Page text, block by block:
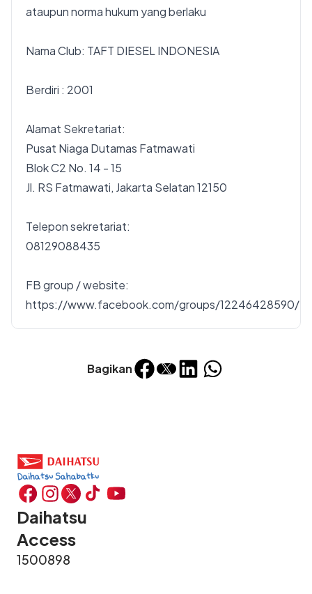
Bagikan
ataupun norma hukum yang berlaku
Nama Club: TAFT DIESEL INDONESIA
Berdiri : 2001
Alamat Sekretariat:
Pusat Niaga Dutamas Fatmawati
Blok C2 No. 14 - 15
Jl. RS Fatmawati, Jakarta Selatan 12150
Telepon sekretariat:
08129088435
FB group / website:
https://www.facebook.com/groups/12246428590/
Daihatsu
Access
1500898